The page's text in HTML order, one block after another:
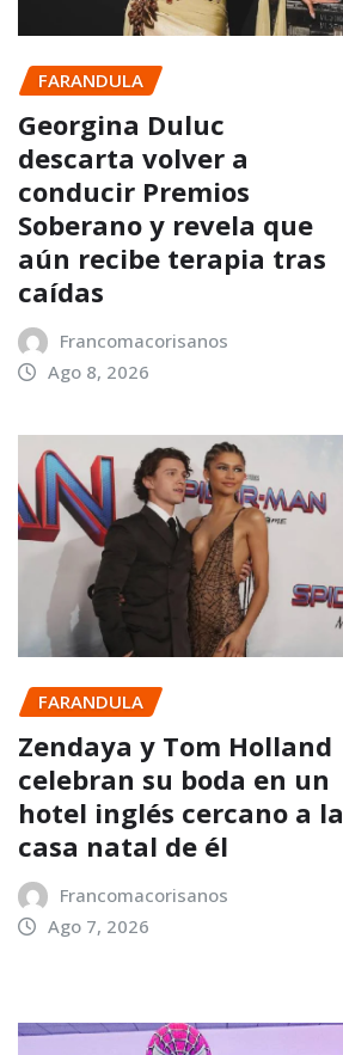
FARANDULA
Georgina Duluc
descarta volver a
conducir Premios
Soberano y revela que
aún recibe terapia tras
caídas
Francomacorisanos
Ago 8, 2026
FARANDULA
Zendaya y Tom Holland
celebran su boda en un
hotel inglés cercano a la
casa natal de él
Francomacorisanos
Ago 7, 2026